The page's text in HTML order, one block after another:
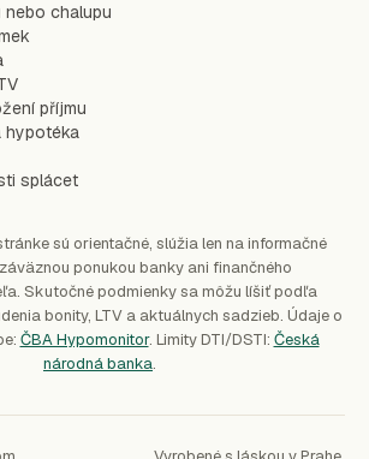
chalupu
příjmu
hypotéka
splácet
sú orientačné, slúžia len na informačné
ponukou banky ani finančného
Skutočné podmienky sa môžu líšiť podľa
bonity, LTV a aktuálnych sadzieb. Údaje o
ČBA Hypomonitor. Limity DTI/DSTI: Česká
národná banka.